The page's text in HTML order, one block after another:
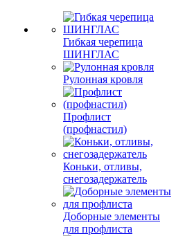
Гибкая черепица
ШИНГЛАС
Рулонная кровля
Профлист
(профнастил)
Коньки, отливы,
снегозадержатель
Доборные элементы
для профлиста